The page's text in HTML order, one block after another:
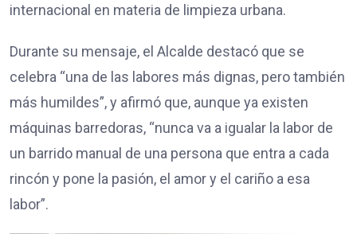
internacional en materia de limpieza urbana.
Durante su mensaje, el Alcalde destacó que se
celebra “una de las labores más dignas, pero también
más humildes”, y afirmó que, aunque ya existen
máquinas barredoras, “nunca va a igualar la labor de
un barrido manual de una persona que entra a cada
rincón y pone la pasión, el amor y el cariño a esa
labor”.